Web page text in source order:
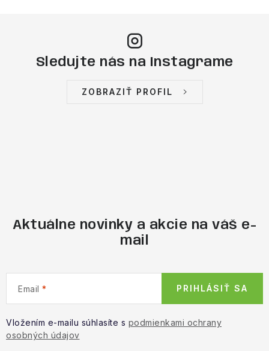
Sledujte nás na Instagrame
ZOBRAZIŤ PROFIL
Aktuálne novinky a akcie na váš e-
mail
Email
Vložením e-mailu súhlasíte s podmienkami ochrany
osobných údajov
PRIHLÁSIŤ SA